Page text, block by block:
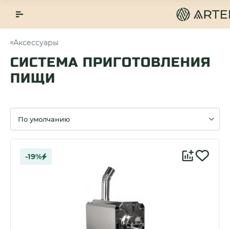
Аксессуары
СИСТЕМА ПРИГОТОВЛЕНИЯ
ПИЩИ
Сортировка
-19%